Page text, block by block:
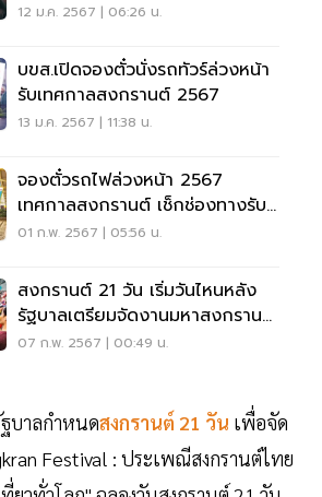
12 ม.ค. 2567 | 06:26 น.
บขส.เปิดจองตั๋วนั่งรถทัวร์ล่วงหน้า
รับเทศกาลสงกรานต์ 2567
13 ม.ค. 2567 | 11:38 น.
จองตั๋วรถไฟล่วงหน้า 2567
เทศกาลสงกรานต์ เช็กช่องทางรับ
สิทธิ
01 ก.พ. 2567 | 05:56 น.
สงกรานต์ 21 วัน เริ่มวันไหนหลัง
รัฐบาลเตรียมจัดงานมหาสงกรานต์
2567
07 ก.พ. 2567 | 00:49 น.
ฐบาลกำหนดสงกรานต์ 21 วัน เพื่อจัด
Festival : ประเพณีสงกรานต์ไทย